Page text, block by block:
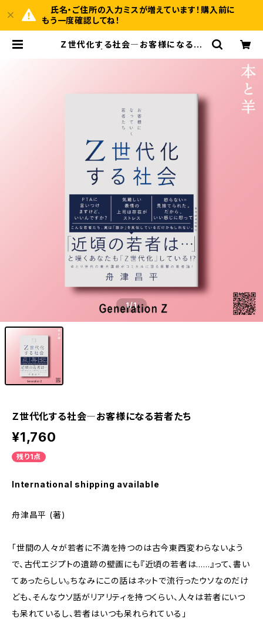
氏名・ご住所の入力ミスが増えています！購入前に
もう一度確認してね！
Ｚ世代化する社会―お客様になる若
1/1
Ｚ世代化する社会―お客様になる若者たち
¥1,760
残り1点
International shipping available
舟津昌平 (著)
「世間の人々が若者に不満を持つのは古今東西変わらないよう
で、古代エジプトの遺跡の壁画にも『近頃の若者は……』って、書い
てあったらしい。ちなみにこの話はネットで流行ったウソなのだけ
ども、そんなウソ話がリアリティを持つくらい、人々は若者にいつ
も呆れているし、若者はいつも呆れられている」